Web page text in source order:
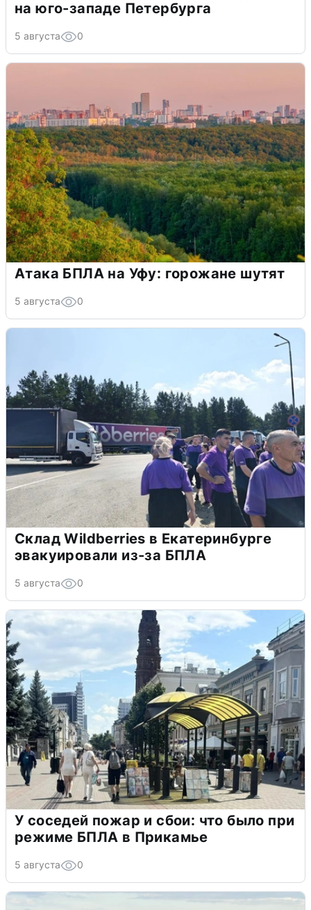
на юго-западе Петербурга
5 августа 0
Атака БПЛА на Уфу: горожане шутят
5 августа 0
Склад Wildberries в Екатеринбурге
эвакуировали из-за БПЛА
5 августа 0
У соседей пожар и сбои: что было при
режиме БПЛА в Прикамье
5 августа 0